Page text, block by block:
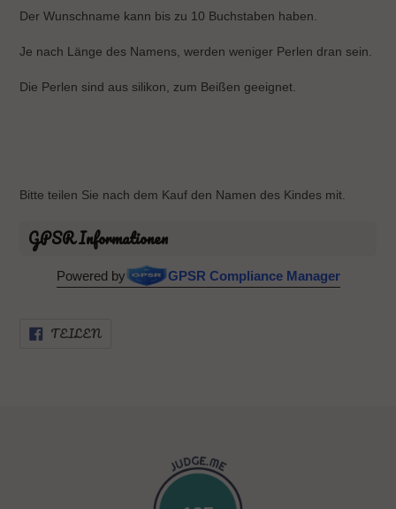
Der Wunschname kann bis zu 10 Buchstaben haben.
Je nach Länge des Namens, werden weniger Perlen dran sein.
Die Perlen sind aus silikon, zum Beißen geeignet.
Bitte teilen Sie nach dem Kauf den Namen des Kindes mit.
GPSR Informationen
Powered by GPSR Compliance Manager
TEILENFACEBOOK